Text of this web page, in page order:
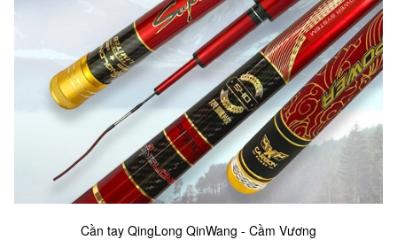
Cần tay QingLong QinWang - Cầm Vương